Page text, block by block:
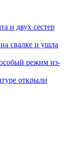
и двух сестер
свалке и ушла
режим из-
открыли